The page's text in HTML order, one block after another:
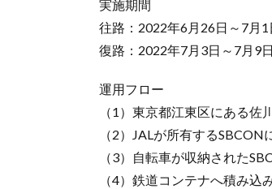
実施期間
往路：2022年6月26日～7月1
復路：2022年7月3日～7月9日
運用フロー
（1）東京都江東区にある
（2）JALが所有する
（3）自転車が収納された
（4）鉄道コンテナへ積み込